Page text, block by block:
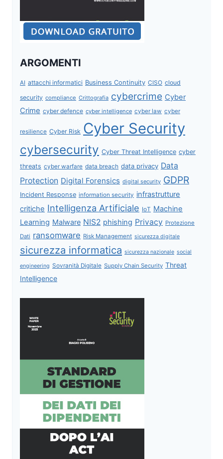
ARGOMENTI
AI attacchi informatici Business Continuity CISO cloud
security compliance Crittografia cybercrime Cyber
Crime cyber defence cyber intelligence cyber law cyber
resilience Cyber Risk Cyber Security
cybersecurity Cyber Threat Intelligence cyber
threats cyber warfare data breach data privacy Data
Protection Digital Forensics digital security GDPR
Incident Response information security infrastrutture
critiche Intelligenza Artificiale IoT Machine
Learning Malware NIS2 phishing Privacy Protezione
Dati ransomware Risk Management sicurezza digitale
sicurezza informatica sicurezza nazionale social
engineering Sovranità Digitale Supply Chain Security Threat
Intelligence